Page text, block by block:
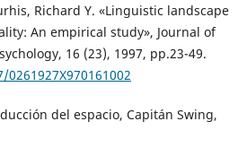
Richard Y. «Linguistic landscape
An empirical study», Journal of
16 (23), 1997, pp.23-49.
del espacio, Capitán Swing,